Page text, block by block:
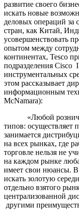
развитие своего
искать новые
деловых операций за
стран, как Китай,
усовершенствовать
опытом между
континентах, Tesco
подразделения Cisco
инструментальных
этом рассказывает
информационным
McNamara):
«Любой розничный
типов: осуществляет
занимается
на всех рынках, где
торговле нельзя не
на каждом рынке
имеет свои нюансы. В
искать золотую
отдельно взятого
централизованной
другими